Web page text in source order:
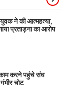
ने की आत्महत्या,
प्रताड़ना का आरोप
करने पहुंचे संघ
चोट